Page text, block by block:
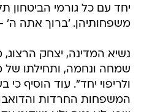
יחד עם כל גורמי הביטחון
משפחותיהן. 'ברוך אתה ה'
נשיא המדינה, יצחק הרצוג,
שמחה ונחמה, ותחילתו
ולריפוי יחד". עוד הוסיף כי
המשפחות החרדות